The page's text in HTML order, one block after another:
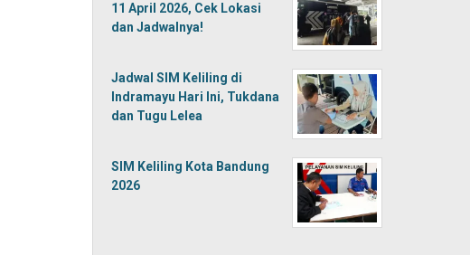
11 April 2026, Cek Lokasi
dan Jadwalnya!
Jadwal SIM Keliling di
Indramayu Hari Ini, Tukdana
dan Tugu Lelea
SIM Keliling Kota Bandung
2026